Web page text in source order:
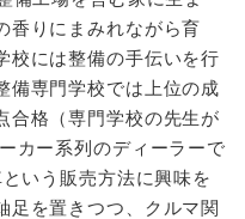
香りにまみれながら育
校には整備の手伝いを行
備専門学校では上位の成
合格（専門学校の先生が
カー系列のディーラーで
いう販売方法に興味を
足を置きつつ、クルマ関